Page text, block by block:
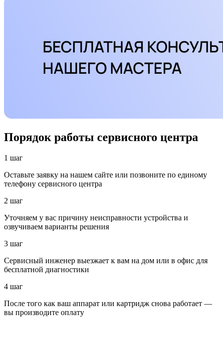
Порядок работы сервисного центра
1 шаг
Оставьте заявку на нашем сайте или позвоните по единому
телефону сервисного центра
2 шаг
Уточняем у вас причину неисправности устройства и
озвучиваем варианты решения
3 шаг
Сервисный инженер выезжает к вам на дом или в офис для
бесплатной диагностики
4 шаг
После того как ваш аппарат или картридж снова работает —
вы производите оплату